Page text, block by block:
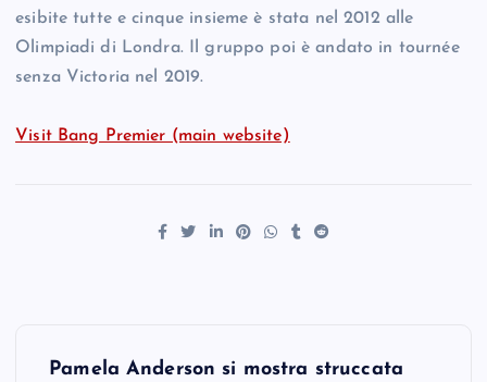
esibite tutte e cinque insieme è stata nel 2012 alle
Olimpiadi di Londra. Il gruppo poi è andato in tournée
senza Victoria nel 2019.
Visit Bang Premier (main website)
Pamela Anderson si mostra struccata